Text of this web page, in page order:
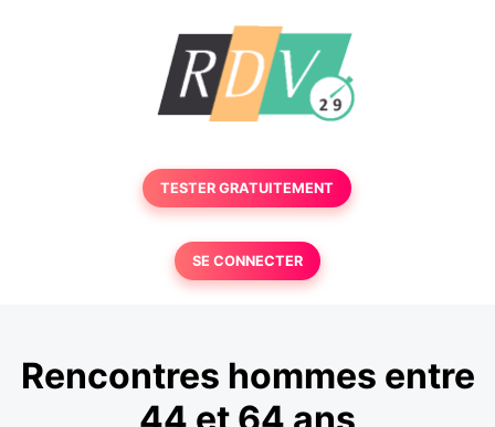
TESTER GRATUITEMENT
SE CONNECTER
Rencontres hommes entre